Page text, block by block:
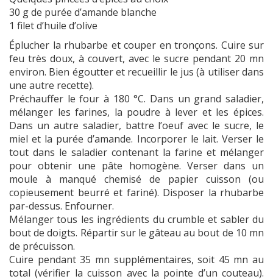
30 g de purée d’amande blanche
1 filet d’huile d’olive
Éplucher la rhubarbe et couper en tronçons. Cuire sur
feu très doux, à couvert, avec le sucre pendant 20 mn
environ. Bien égoutter et recueillir le jus (à utiliser dans
une autre recette).
Préchauffer le four à 180 °C. Dans un grand saladier,
mélanger les farines, la poudre à lever et les épices.
Dans un autre saladier, battre l’oeuf avec le sucre, le
miel et la purée d’amande. Incorporer le lait. Verser le
tout dans le saladier contenant la farine et mélanger
pour obtenir une pâte homogène. Verser dans un
moule à manqué chemisé de papier cuisson (ou
copieusement beurré et fariné). Disposer la rhubarbe
par-dessus. Enfourner.
Mélanger tous les ingrédients du crumble et sabler du
bout de doigts. Répartir sur le gâteau au bout de 10 mn
de précuisson.
Cuire pendant 35 mn supplémentaires, soit 45 mn au
total (vérifier la cuisson avec la pointe d’un couteau).